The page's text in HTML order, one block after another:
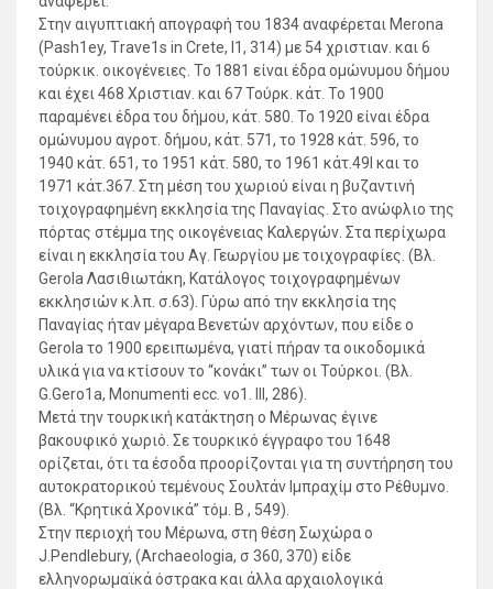
Στην αιγυπτιακή απογραφή του 1834 αναφέρεται Μerοna
(Ρash1ey, Τraνe1s in Crete, I1, 314) με 54 χριστιαν. και 6
τούρκικ. οικογένειες. Το 1881 είναι έδρα oμώνυμoυ δήμου
και έχει 468 Χριστιαν. και 67 Τούρκ. κάτ. Το 1900
παραμένει έδρα του δήμου, κάτ. 580. Το 1920 είναι έδρα
ομώνυμου αγροτ. δήμου, κάτ. 571, το 1928 κάτ. 596, το
1940 κάτ. 651, το 1951 κάτ. 580, το 1961 κάτ.49Ι και το
1971 κάτ.367. Στη μέση του χωριού είναι η βυζαντινή
τοιχογραφημένη εκκλησία της Παναγίας. Στο ανώφλιο της
πόρτας στέμμα της οικογένειας Καλεργών. Στα περίχωρα
είναι η εκκλησία του Αγ. Γεωργίου με τοιχογραφίες. (Βλ.
Gerola Λασιθιωτάκη, Κατάλογος τοιχογραφημένων
εκκλησιών κ.λπ. σ.63). Γύρω από την εκκλησία της
Παναγίας ήταν μέγαρα Βενετών αρχόντων, που είδε ο
Gerοla το 1900 ερειπωμένα, γιατί πήραν τα οικοδομικά
υλικά για να κτίσουν το “κονάκι” των οι Τούρκοι. (Βλ.
G.Gerο1a, Μοnumenti ecc. νο1. III, 286).
Μετά την τουρκική κατάκτηση ο Μέρωνας έγινε
βακουφικό χωριό. Σε τουρκικό έγγραφο του 1648
ορίζεται, ότι τα έσοδα προορίζονται για τη συντήρηση του
αυτοκρατορικού τεμένους Σουλτάν Ιμπραχίμ στο Ρέθυμνο.
(Βλ. “Κρητικά Χρονικά” τόμ. Β , 549).
Στην περιοχή του Μέρωνα, στη θέση Σωχώρα ο
J.Pendlebury, (Archaeologia, σ 360, 370) είδε
ελληνορωμαϊκά όστρακα και άλλα αρχαιολογικά